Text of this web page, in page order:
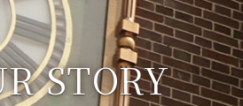
STORY